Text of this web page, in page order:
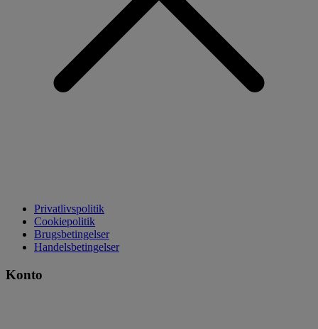
Privatlivspolitik
Cookiepolitik
Brugsbetingelser
Handelsbetingelser
Konto